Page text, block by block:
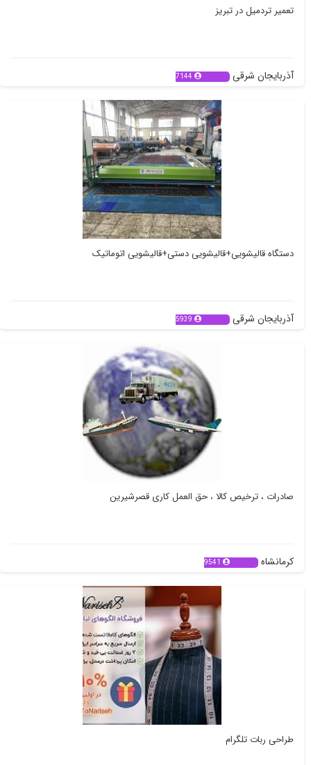
تعمیر تردمیل در تبریز
آذربایجان شرقی 7144
دستگاه قالیشویی+قالیشویی دستی+قالیشویی اتوماتیک
آذربایجان شرقی 5939
صادرات ، ترخیص کالا ، حق العمل کاری قصرشیرین
کرمانشاه 9541
طراحی ربات تلگرام